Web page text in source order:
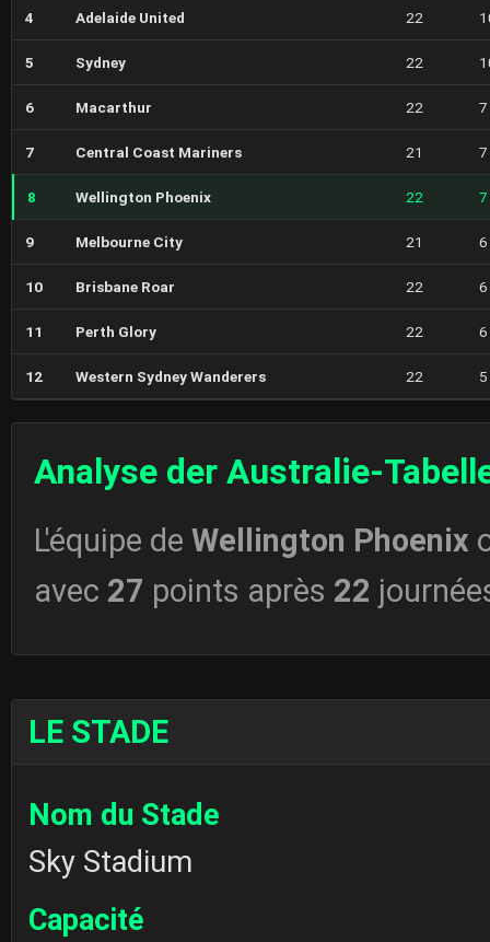
4 Adelaide United 22
5 Sydney 22
6 Macarthur 22 7
7 Central Coast Mariners 21 7
8 Wellington Phoenix 22 7
9 Melbourne City 21 6
10 Brisbane Roar 22 6
11 Perth Glory 22 6
12 Western Sydney Wanderers 22 5
Analyse der Australie-
L'équipe de Wellington Phoenix
avec 27 points après 22
LE STADE
Nom du Stade
Sky Stadium
Capacité